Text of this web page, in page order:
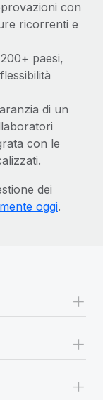
con
ricorrenti e
paesi,
di un
con le
dei
oggi.
+
+
+